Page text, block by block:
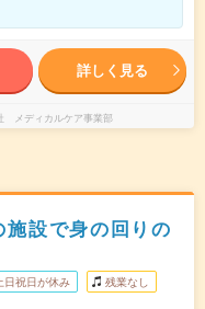
詳しく見る
メディカルケア事業部
設で身の回りの
日祝日が休み 残業なし